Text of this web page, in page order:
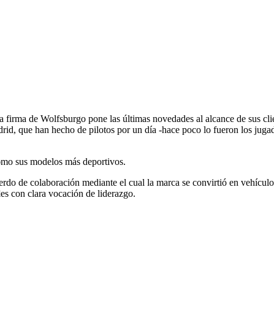
de Wolfsburgo pone las últimas novedades al alcance de sus
que han hecho de pilotos por un día -hace poco lo fueron los
sus modelos más deportivos.
de colaboración mediante el cual la marca se convirtió en
con clara vocación de liderazgo.